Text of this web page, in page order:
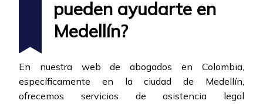
pueden ayudarte en
Medellín?
En nuestra web de abogados en Colombia,
específicamente en la ciudad de Medellín,
ofrecemos servicios de asistencia legal